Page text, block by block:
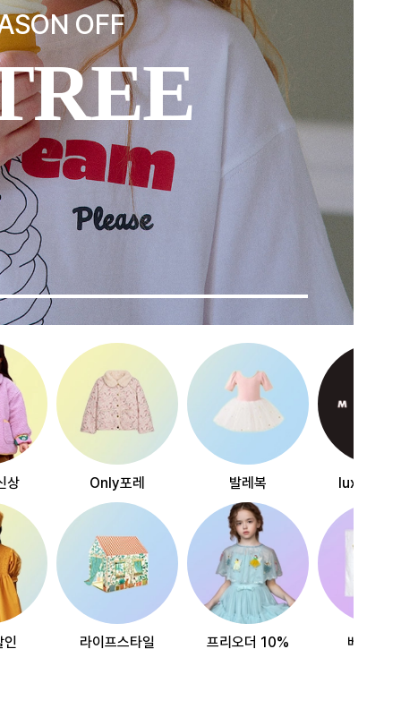
OFF
상 Only포레
라이프스타일
발레복
프리오더 10% 베스트리